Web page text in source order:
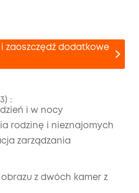
zaoszczędź dodatkowe
KOPIA
:
dzień i w nocy
rodzinę i nieznajomych
zarządzania
z dwóch kamer z